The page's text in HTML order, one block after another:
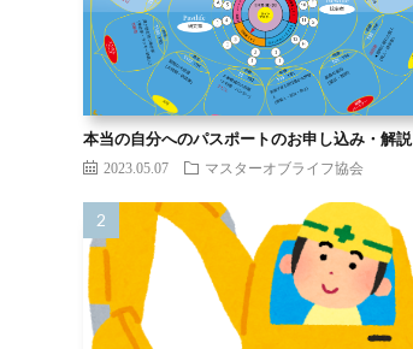
本当の自分へのパスポートのお申し込み・解説
2023.05.07 マスターオブライフ協会